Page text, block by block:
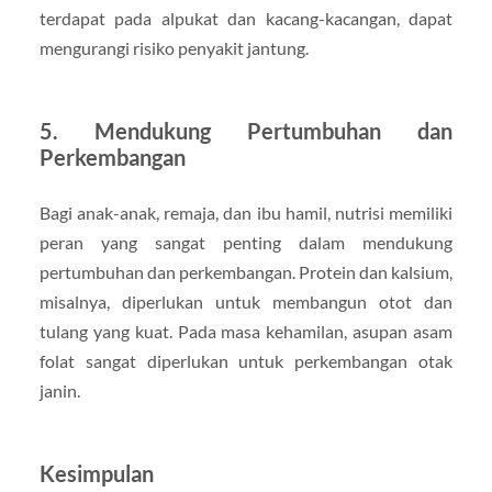
terdapat pada alpukat dan kacang-kacangan, dapat
mengurangi risiko penyakit jantung.
5. Mendukung Pertumbuhan dan
Perkembangan
Bagi anak-anak, remaja, dan ibu hamil, nutrisi memiliki
peran yang sangat penting dalam mendukung
pertumbuhan dan perkembangan. Protein dan kalsium,
misalnya, diperlukan untuk membangun otot dan
tulang yang kuat. Pada masa kehamilan, asupan asam
folat sangat diperlukan untuk perkembangan otak
janin.
Kesimpulan